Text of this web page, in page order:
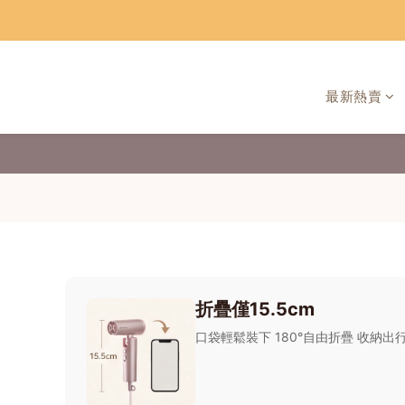
最新熱賣
折疊僅15.5cm
口袋輕鬆裝下 180°自由折疊 收納出